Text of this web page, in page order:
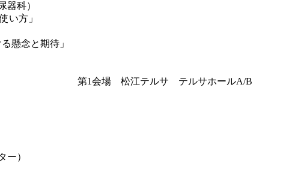
科）
い方」
懸念と期待」
第1会場 松江テルサ テルサホールA/B
）